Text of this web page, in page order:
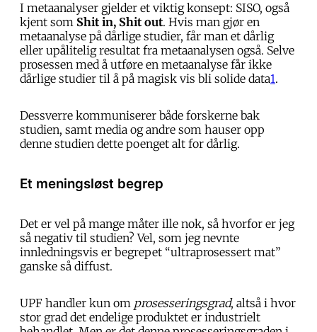
I metaanalyser gjelder et viktig konsept: SISO, også
kjent som Shit in, Shit out. Hvis man gjør en
metaanalyse på dårlige studier, får man et dårlig
eller upålitelig resultat fra metaanalysen også. Selve
prosessen med å utføre en metaanalyse får ikke
dårlige studier til å på magisk vis bli solide data1.
Dessverre kommuniserer både forskerne bak
studien, samt media og andre som hauser opp
denne studien dette poenget alt for dårlig.
Et meningsløst begrep
Det er vel på mange måter ille nok, så hvorfor er jeg
så negativ til studien? Vel, som jeg nevnte
innledningsvis er begrepet “ultraprosessert mat”
ganske så diffust.
UPF handler kun om prosesseringsgrad, altså i hvor
stor grad det endelige produktet er industrielt